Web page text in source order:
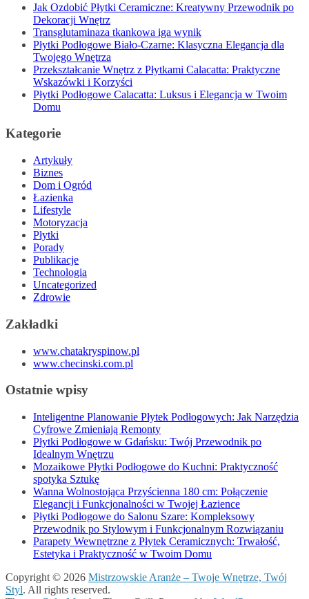
Jak Ozdobić Płytki Ceramiczne: Kreatywny Przewodnik po
Dekoracji Wnętrz
Transglutaminaza tkankowa iga wynik
Płytki Podłogowe Biało-Czarne: Klasyczna Elegancja dla
Twojego Wnętrza
Przekształcanie Wnętrz z Płytkami Calacatta: Praktyczne
Wskazówki i Korzyści
Płytki Podłogowe Calacatta: Luksus i Elegancja w Twoim
Domu
Kategorie
Artykuły
Biznes
Dom i Ogród
Łazienka
Lifestyle
Motoryzacja
Płytki
Porady
Publikacje
Technologia
Uncategorized
Zdrowie
Zakładki
www.chatakryspinow.pl
www.checinski.com.pl
Ostatnie wpisy
Inteligentne Planowanie Płytek Podłogowych: Jak Narzędzia
Cyfrowe Zmieniają Remonty
Płytki Podłogowe w Gdańsku: Twój Przewodnik po
Idealnym Wnętrzu
Mozaikowe Płytki Podłogowe do Kuchni: Praktyczność
spotyka Sztukę
Wanna Wolnostojąca Przyścienna 180 cm: Połączenie
Elegancji i Funkcjonalności w Twojej Łazience
Płytki Podłogowe do Salonu Szare: Kompleksowy
Przewodnik po Stylowym i Funkcjonalnym Rozwiązaniu
Parapety Wewnętrzne z Płytek Ceramicznych: Trwałość,
Estetyka i Praktyczność w Twoim Domu
Copyright © 2026 Mistrzowskie Aranże – Twoje Wnętrze, Twój
Styl. All rights reserved.